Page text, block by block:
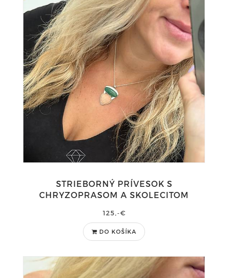
STRIEBORNÝ PRÍVESOK S
CHRYZOPRASOM A SKOLECITOM
125,-€
DO KOŠÍKA